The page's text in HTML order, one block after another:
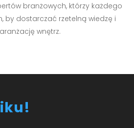
branżowych, którzy każdego
by dostarczać rzetelną wiedzę i
wnętrz.